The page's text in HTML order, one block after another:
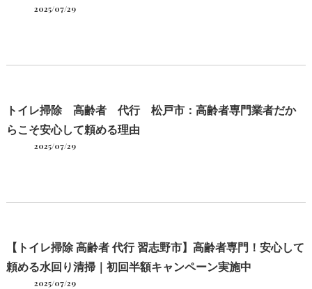
2025/07/29
トイレ掃除 高齢者 代行 松戸市：高齢者専門業者だか
らこそ安心して頼める理由
2025/07/29
【トイレ掃除 高齢者 代行 習志野市】高齢者専門！安心して
頼める水回り清掃｜初回半額キャンペーン実施中
2025/07/29